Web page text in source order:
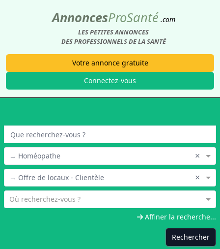
AnnoncesProSanté .com
LES PETITES ANNONCES
DES PROFESSIONNELS DE LA SANTÉ
Votre annonce gratuite
Connectez-vous
→ Homéopathe ×
→ Offre de locaux - Clientèle ×
Où recherchez-vous ?
Affiner la recherche...
Rechercher